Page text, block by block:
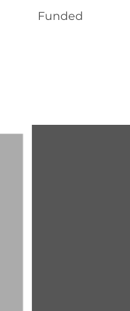
Funded